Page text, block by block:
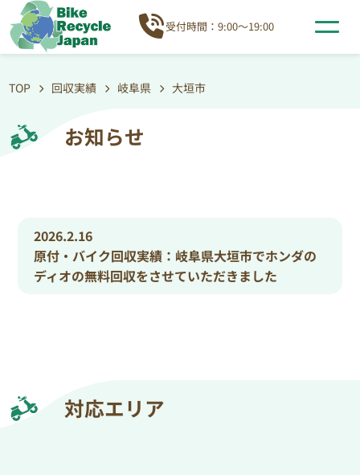
受付時間：9:00～19:00
TOP 回収実績 岐阜県 大垣市
お知らせ
2026.2.16
原付・バイク回収実績：岐阜県大垣市でホンダの
ディオの無料回収をさせていただきました
対応エリア